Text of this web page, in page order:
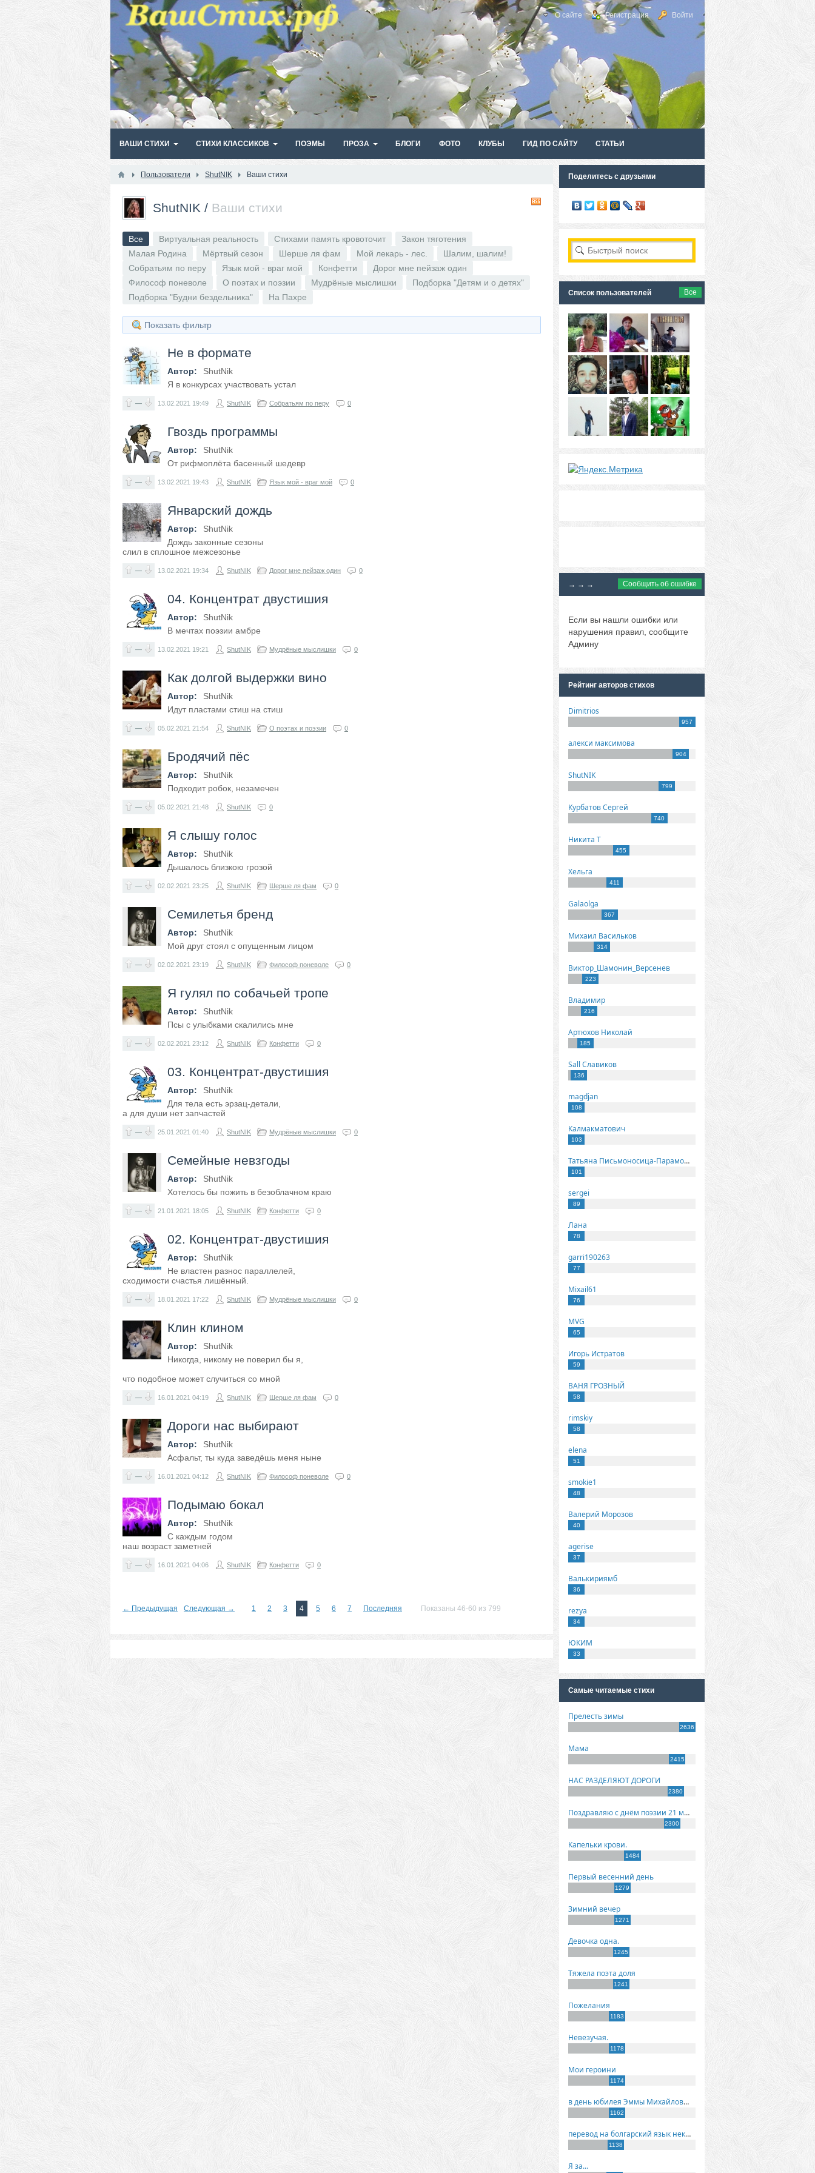
О сайте Регистрация Войти
ВАШИ СТИХИ СТИХИ КЛАССИКОВ ПОЭМЫ ПРОЗА БЛОГИ ФОТО КЛУБЫ ГИД ПО САЙТУ СТАТЬИ
Пользователи ShutNIK Ваши стихи
RSS
ShutNIK / Ваши стихи
Все Виртуальная реальность Стихами память кровоточит
Закон тяготения
Малая Родина
Мёртвый сезон Шерше ля фам Мой лекарь - лес.
Шалим, шалим!
Собратьям по перу
Язык мой - враг мой Конфетти
Дорог мне пейзаж один
Философ поневоле
О поэтах и поэзии Мудрёные мыслишки
Подборка "Детям и о детях"
Подборка "Будни бездельника"
На Пахре
Показать фильтр
Не в формате
Автор:
ShutNik
Я в конкурсах участвовать устал
— 13.02.2021 19:49 ShutNIK Собратьям по перу 0
Гвоздь программы
Автор:
ShutNik
От рифмоплёта басенный шедевр
— 13.02.2021 19:43 ShutNIK Язык мой - враг мой 0
Январский дождь
Автор:
ShutNik
Дождь законные сезоны
слил в сплошное межсезонье
— 13.02.2021 19:34 ShutNIK Дорог мне пейзаж один 0
04. Концентрат двустишия
Автор:
ShutNik
В мечтах поэзии амбре
— 13.02.2021 19:21 ShutNIK Мудрёные мыслишки 0
Как долгой выдержки вино
Автор:
ShutNik
Идут пластами стиш на стиш
— 05.02.2021 21:54 ShutNIK О поэтах и поэзии 0
Бродячий пёс
Автор:
ShutNik
Подходит робок, незамечен
— 05.02.2021 21:48 ShutNIK 0
Я слышу голос
Автор:
ShutNik
Дышалось близкою грозой
— 02.02.2021 23:25 ShutNIK Шерше ля фам 0
Семилетья бренд
Автор:
ShutNik
Мой друг стоял с опущенным лицом
— 02.02.2021 23:19 ShutNIK Философ поневоле 0
Я гулял по собачьей тропе
Автор:
ShutNik
Псы с улыбками скалились мне
— 02.02.2021 23:12 ShutNIK Конфетти 0
03. Концентрат-двустишия
Автор:
ShutNik
Для тела есть эрзац-детали,
а для души нет запчастей
— 25.01.2021 01:40 ShutNIK Мудрёные мыслишки 0
Семейные невзгоды
Автор:
ShutNik
Хотелось бы пожить в безоблачном краю
— 21.01.2021 18:05 ShutNIK Конфетти 0
02. Концентрат-двустишия
Автор:
ShutNik
Не властен разнос параллелей,
сходимости счастья лишённый.
— 18.01.2021 17:22 ShutNIK Мудрёные мыслишки 0
Клин клином
Автор:
ShutNik
Никогда, никому не поверил бы я,
что подобное может случиться со мной
— 16.01.2021 04:19 ShutNIK Шерше ля фам 0
Дороги нас выбирают
Автор:
ShutNik
Асфальт, ты куда заведёшь меня ныне
— 16.01.2021 04:12 ShutNIK Философ поневоле 0
Подымаю бокал
Автор:
ShutNik
С каждым годом
наш возраст заметней
— 16.01.2021 04:06 ShutNIK Конфетти 0
← Предыдущая Следующая → 1 2 3 4 5 6 7 Последняя Показаны 46-60 из 799
Поделитесь с друзьями
Список пользователей Все
→ → → Сообщить об ошибке
Если вы нашли ошибки или
нарушения правил, сообщите
Админу
Рейтинг авторов стихов
Dimitrios
957
алекси максимова
904
ShutNIK
799
Курбатов Сергей
740
Никита Т
455
Хельга
411
Galaolga
367
Михаил Васильков
314
Виктор_Шамонин_Версенев
223
Владимир
216
Артюхов Николай
185
Sall Славиков
136
magdjan
108
Калмакматович
103
Татьяна Письмоносица-Парамонова
101
sergei
89
Лана
78
garri190263
77
Mixail61
76
MVG
65
Игорь Истратов
59
ВАНЯ ГРОЗНЫЙ
58
rimskiy
58
elena
51
smokie1
48
Валерий Морозов
40
agerise
37
Валькириямб
36
rezya
34
ЮКИМ
33
Самые читаемые стихи
Прелесть зимы
2636
Мама
2415
НАС РАЗДЕЛЯЮТ ДОРОГИ
2380
Поздравляю с днём поэзии 21 марта!
2300
Капельки крови.
1484
Первый весенний день
1279
Зимний вечер
1271
Девочка одна.
1245
Тяжела поэта доля
1241
Пожелания
1183
Невезучая.
1178
Мои героини
1174
в день юбилея Эммы Михайловны Киселевой
1162
перевод на болгарский язык некоторых моих стихов
1138
Я за...